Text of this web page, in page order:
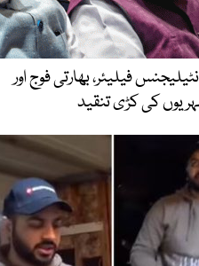
فیلیئر، بھارتی فوج اور
کی کڑی تنقید